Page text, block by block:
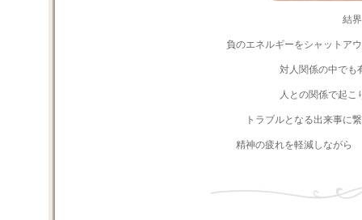
結
負のエネルギーをシャット
対人関係の中でも
人との関係で起こ
トラブルとなる出来事に
精神の疲れを軽減しなが